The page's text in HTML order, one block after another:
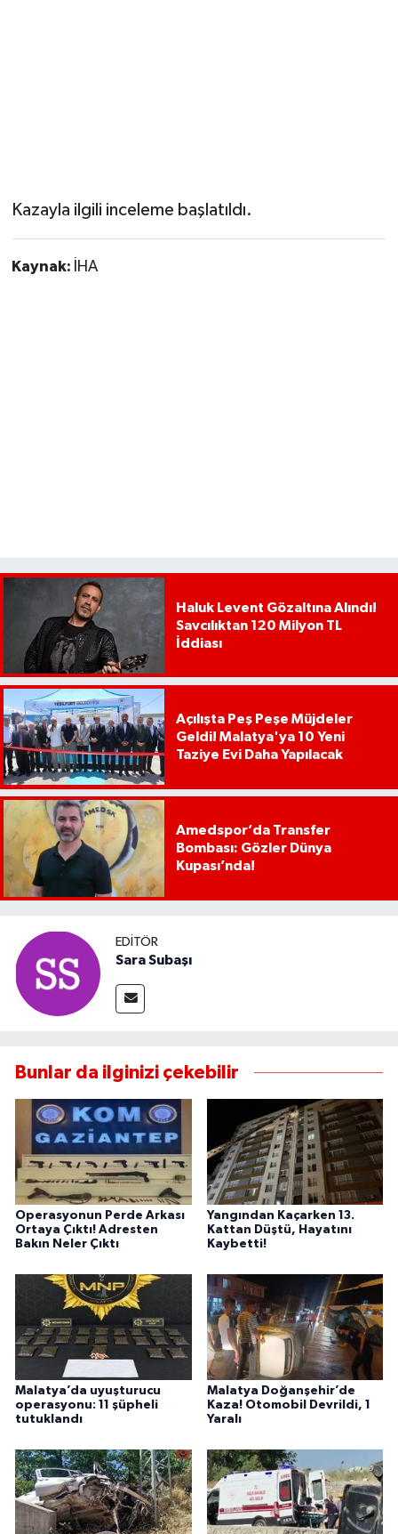
Kazayla ilgili inceleme başlatıldı.
Kaynak: İHA
Haluk Levent Gözaltına Alındı!
Savcılıktan 120 Milyon TL
İddiası
Açılışta Peş Peşe Müjdeler
Geldi! Malatya'ya 10 Yeni
Taziye Evi Daha Yapılacak
Amedspor’da Transfer
Bombası: Gözler Dünya
Kupası’nda!
EDITÖR
Sara Subaşı
Bunlar da ilginizi çekebilir
Operasyonun Perde Arkası
Ortaya Çıktı! Adresten
Bakın Neler Çıktı
Yangından Kaçarken 13.
Kattan Düştü, Hayatını
Kaybetti!
Malatya’da uyuşturucu
operasyonu: 11 şüpheli
tutuklandı
Malatya Doğanşehir’de
Kaza! Otomobil Devrildi, 1
Yaralı